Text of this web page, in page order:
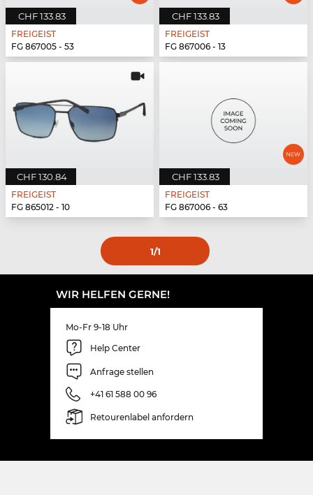
CHF 133.83
FREIGEIST
FG 867005 - 53
CHF 133.83
FREIGEIST
FG 867006 - 13
CHF 130.84
FREIGEIST
FG 865012 - 10
CHF 133.83
FREIGEIST
FG 867006 - 63
1/1
WIR HELFEN GERNE!
Mo-Fr 9-18 Uhr
Help Center
Anfrage stellen
+41 61 588 00 96
Retourenlabel anfordern